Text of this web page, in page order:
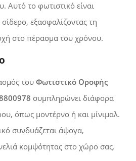
Αυτό το φωτιστικό είναι
εξασφαλίζοντας τη
στο πέρασμα του χρόνου.
του Φωτιστικό Οροφής
συμπληρώνει διάφορα
όπως μοντέρνο ή και μίνιμαλ.
συνδυάζεται άψογα,
κομψότητας στο χώρο σας.